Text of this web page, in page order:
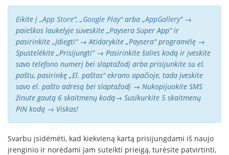
Eikite į „App Store", „Google Play"arba „AppGallery"→
paieškos laukelyje suveskite „Paysera Super App“ ir
pasirinkite „Įdiegti“ → Atidarykite „Paysera“ programėlę →
Spustelėkite „Prisijungti“ → Pasirinkite šalies kodą ir įveskite
savo telefono numerį bei slaptažodį arba prisijunkite su el.
paštu, pasirinkę „El. paštas“ ekrano apačioje, tada įveskite
savo el. pašto adresą bei slaptažodį → Nukopijuokite SMS
žinute gautą 6 skaitmenų kodą→ Susikurkite 5 skaitmenų
PIN kodą → Viskas!
Svarbu įsidėmėti, kad kiekvieną kartą prisijungdami iš naujo
įrenginio ir norėdami jam suteikti prieigą, turėsite patvirtinti,